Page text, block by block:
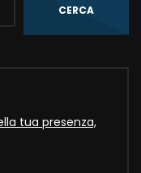
CERCA
tua presenza,